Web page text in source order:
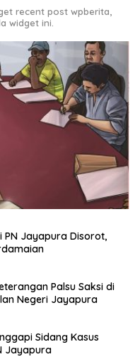
recent post wpberita,
widget ini.
PN Jayapura Disorot,
Palsu Saksi di
Negeri Jayapura
Sidang Kasus
Jayapura